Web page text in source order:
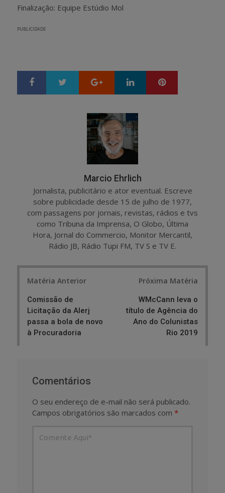
Finalização: Equipe Estúdio Mol
PUBLICIDADE
Google+ LinkedIn
Marcio Ehrlich
Jornalista, publicitário e ator eventual. Escreve
sobre publicidade desde 15 de julho de 1977,
com passagens por jornais, revistas, rádios e tvs
como Tribuna da Imprensa, O Globo, Última
Hora, Jornal do Commercio, Monitor Mercantil,
Rádio JB, Rádio Tupi FM, TV S e TV E.
Matéria Anterior
Comissão de
Licitação da Alerj
passa a bola de novo
à Procuradoria
Próxima Matéria
WMcCann leva o
título de Agência do
Ano do Colunistas
Rio 2019
Comentários
O seu endereço de e-mail não será publicado.
Campos obrigatórios são marcados com *